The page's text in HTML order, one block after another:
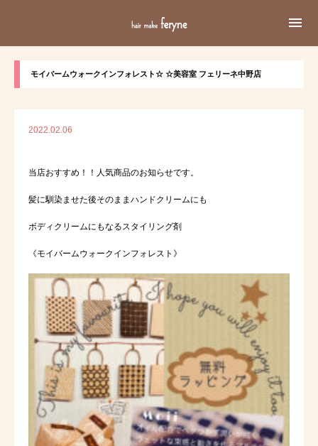

モイバームウォークインフォレスト☆ ☆美容室 フェリーネ中野店
2022.02.06
当店おすすめ！！人気商品のお知らせです。
髪に馴染ませた後そのままハンドクリームにも
ボディクリームにもなるスタイリング剤
《モイバームウォークインフォレスト》